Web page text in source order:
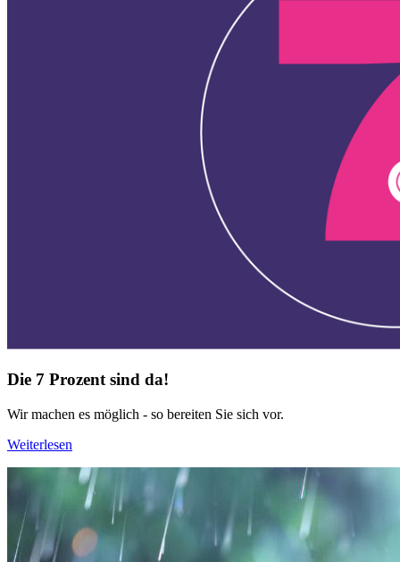
Die 7 Prozent sind da!
Wir machen es möglich - so bereiten Sie sich vor.
Weiterlesen